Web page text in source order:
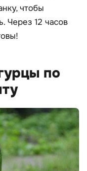
чтобы
Через 12 часов
по